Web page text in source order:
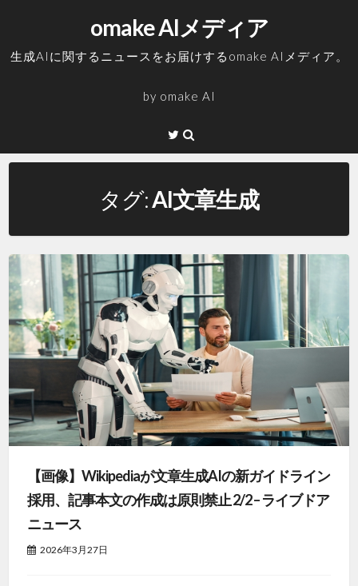
ッ
omake AIメディア
生成AIに関するニュースをお届けするomake AIメディア。
by omake AI
Twitter
タグ:AI文章生成
【画像】Wikipediaが文章生成AIの新ガイドライン
採用、記事本文の作成は原則禁止 2/2 – ライブドア
ニュース
2026年3月27日